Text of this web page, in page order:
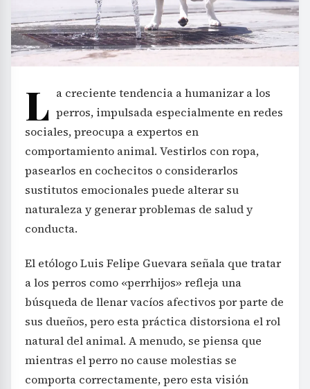
L a creciente tendencia a humanizar a los
perros, impulsada especialmente en redes
sociales, preocupa a expertos en
comportamiento animal. Vestirlos con ropa,
pasearlos en cochecitos o considerarlos
sustitutos emocionales puede alterar su
naturaleza y generar problemas de salud y
conducta.
El etólogo Luis Felipe Guevara señala que tratar
a los perros como «perrhijos» refleja una
búsqueda de llenar vacíos afectivos por parte de
sus dueños, pero esta práctica distorsiona el rol
natural del animal. A menudo, se piensa que
mientras el perro no cause molestias se
comporta correctamente, pero esta visión